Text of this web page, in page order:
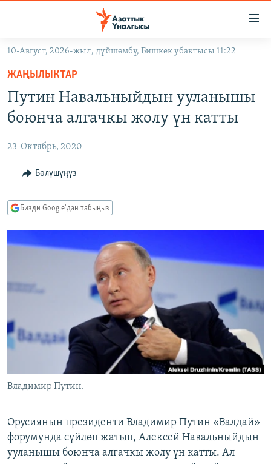
Навигацияга
өтүңүз
Издөөгө
салыңызКЫРГЫЗСТАН
ЭКОНОМИКА
МАДАНИЯТ
ДҮЙНӨ
БОРБОР АЗИЯ
АТАЙЫН ИЛИКТӨӨ
ТВ ПРОГРАММАЛАР
ЭКСПЕРТТЕР ТАЛДАЙТ
ЭЖЕ-СИҢДИЛЕР
ЫҢГАЙСЫЗ СУРООЛОР
ӨЗГӨЧӨ ПИКИР
Русский
ОНЛАЙН ШЕРИНЕ
ЭЕ/АРнун бардык сайттары
10-Август, 2026-жыл, дүйшөмбү, Бишкек убактысы 11:22
ЖАҢЫЛЫКТАР
Путин Навальныйдын ууланышы
боюнча алгачкы жолу үн катты
23-Октябрь, 2020
Бөлүшүңүз
Бизди Google'дан табыңыз
Владимир Путин.
Орусиянын президенти Владимир Путин «Валдай»
форумунда сүйлөп жатып, Алексей Навальныйдын
ууланышы боюнча алгачкы жолу үн катты. Ал